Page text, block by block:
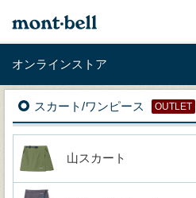
オンラインストア
スカート/ワンピース OUTLET
山スカート